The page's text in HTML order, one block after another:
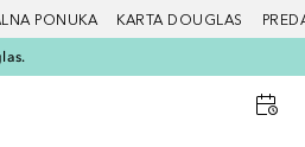
PONUKA KARTA DOUGLAS